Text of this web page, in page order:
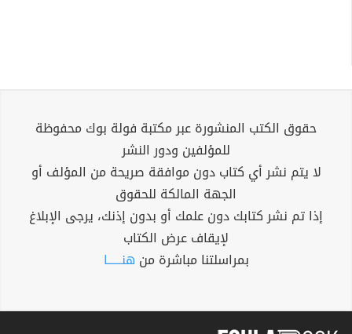
حقوق الكتب المنشورة عبر مكتبة فولة بوك محفوظة
للمؤلفين ودور النشر
لا يتم نشر أي كتاب دون موافقة صريحة من المؤلف أو
الجهة المالكة للحقوق
إذا تم نشر كتابك دون علمك أو بدون إذنك، يرجى الإبلاغ
لإيقاف عرض الكتاب
بمراسلتنا مباشرة من هنــــــا